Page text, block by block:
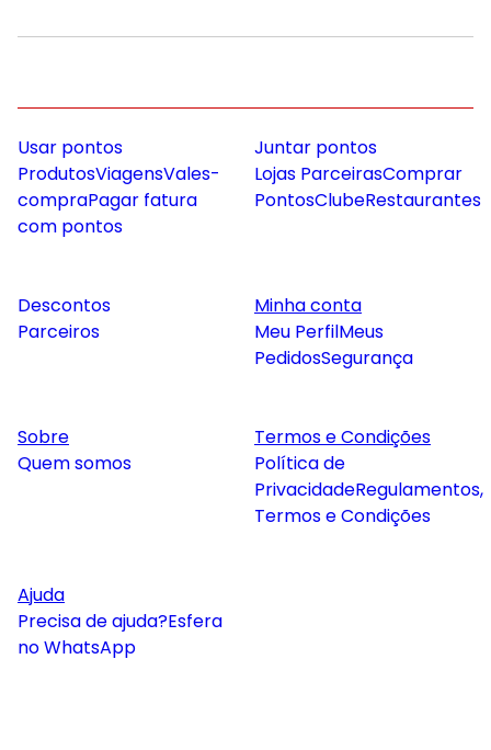
Usar pontos
ProdutosViagensVales-
compraPagar fatura
com pontos
Juntar pontos
Lojas ParceirasComprar
PontosClubeRestaurantes
Descontos
Parceiros
Minha conta
Meu PerfilMeus
PedidosSegurança
Sobre
Quem somos
Termos e Condições
Política de
PrivacidadeRegulamentos,
Termos e Condições
Ajuda
Precisa de ajuda?Esfera
no WhatsApp